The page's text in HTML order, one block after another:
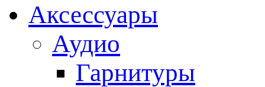
Аксессуары
Аудио
Гарнитуры